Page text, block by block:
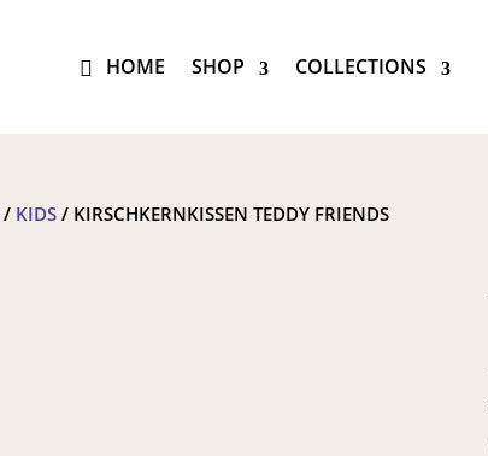
HOME SHOP COLLECTIONS
/ KIDS / KIRSCHKERNKISSEN TEDDY FRIENDS